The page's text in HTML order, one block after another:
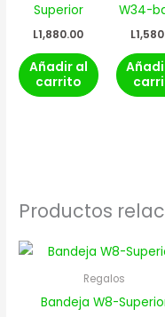
Superior
L1,880.00
Añadir al
carrito
W34-
L
Productos
Regalos
Bandeja W8-